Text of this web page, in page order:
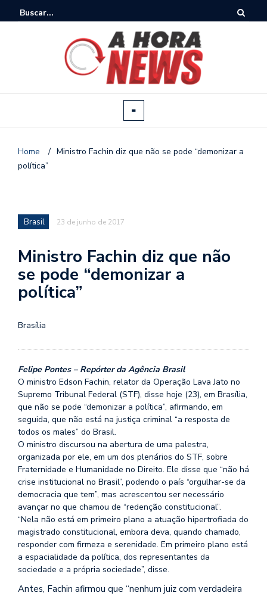
Home / Ministro Fachin diz que não se pode “demonizar a
política”
Brasil 23 de junho de 2017
Ministro Fachin diz que não
se pode “demonizar a
política”
Brasília
Felipe Pontes – Repórter da Agência Brasil
O ministro Edson Fachin, relator da Operação Lava Jato no
Supremo Tribunal Federal (STF), disse hoje (23), em Brasília,
que não se pode “demonizar a política”, afirmando, em
seguida, que não está na justiça criminal “a resposta de
todos os males” do Brasil.
O ministro discursou na abertura de uma palestra,
organizada por ele, em um dos plenários do STF, sobre
Fraternidade e Humanidade no Direito. Ele disse que “não há
crise institucional no Brasil”, podendo o país “orgulhar-se da
democracia que tem”, mas acrescentou ser necessário
avançar no que chamou de “redenção constitucional”.
“Nela não está em primeiro plano a atuação hipertrofiada do
magistrado constitucional, embora deva, quando chamado,
responder com firmeza e serenidade. Em primeiro plano está
a espacialidade da política, dos representantes da
sociedade e a própria sociedade”, disse.
Antes, Fachin afirmou que “nenhum juiz com verdadeira